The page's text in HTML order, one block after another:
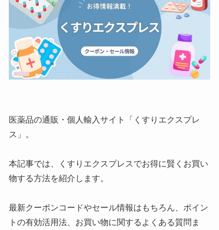
医薬品の通販・個人輸入サイト「くすりエクスプレ
ス」。
本記事では、くすりエクスプレスでお得に賢くお買い
物する方法を紹介します。
最新クーポンコードやセール情報はもちろん、ポイン
トの有効活用法、お買い物に関するよくある質問ま